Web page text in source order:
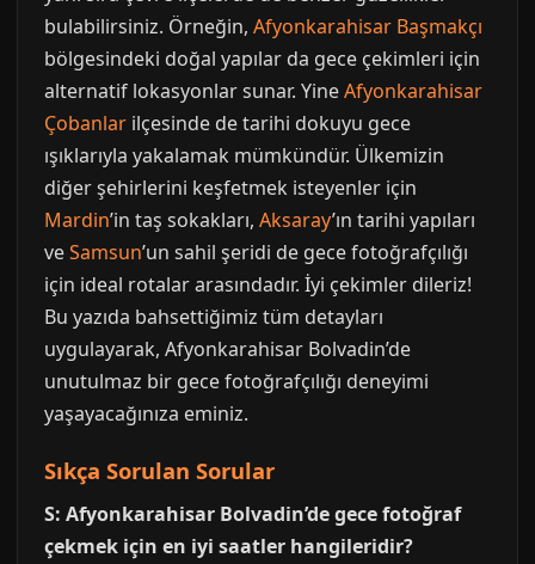
bulabilirsiniz. Örneğin, Afyonkarahisar Başmakçı
bölgesindeki doğal yapılar da gece çekimleri için
alternatif lokasyonlar sunar. YineAfyonkarahisar
Çobanlar ilçesinde de tarihi dokuyu gece
ışıklarıyla yakalamak mümkündür. Ülkemizin
diğer şehirlerini keşfetmek isteyenler için
Mardin’in taş sokakları, Aksaray’ın tarihi yapıları
veSamsun’un sahil şeridi de gece fotoğrafçılığı
için ideal rotalar arasındadır. İyi çekimler dileriz!
Bu yazıda bahsettiğimiz tüm detayları
uygulayarak, Afyonkarahisar Bolvadin’de
unutulmaz bir gece fotoğrafçılığı deneyimi
yaşayacağınıza eminiz.
Sıkça Sorulan Sorular
S: Afyonkarahisar Bolvadin’de gece fotoğraf
çekmek için en iyi saatler hangileridir?